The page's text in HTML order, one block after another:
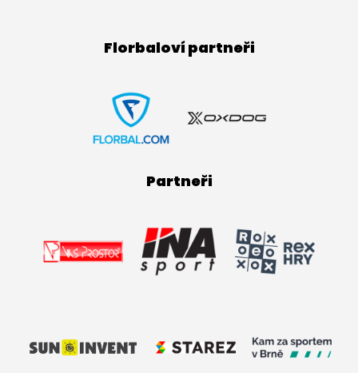
Florbaloví partneři
Partneři